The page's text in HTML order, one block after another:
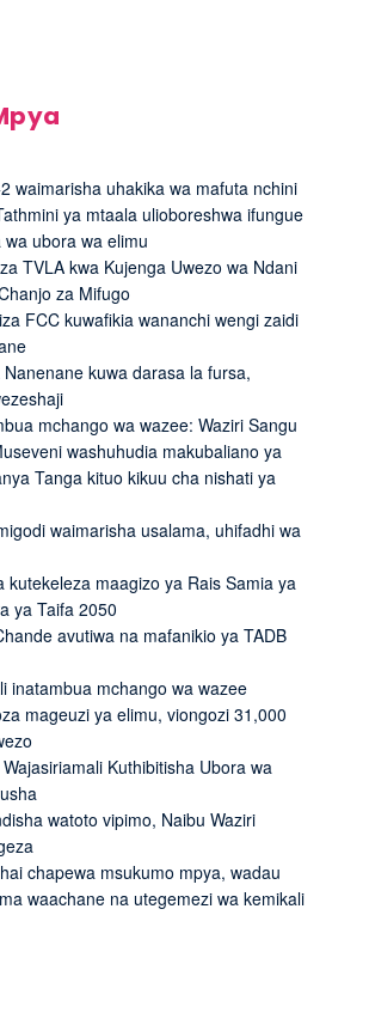
waimarisha uhakika wa mafuta nchini
ya mtaala ulioboreshwa ifungue
ubora wa elimu
TVLA kwa Kujenga Uwezo wa Ndani
za Mifugo
FCC kuwafikia wananchi wengi zaidi
kuwa darasa la fursa,
mchango wa wazee: Waziri Sangu
washuhudia makubaliano ya
Tanga kituo kikuu cha nishati ya
waimarisha usalama, uhifadhi wa
kutekeleza maagizo ya Rais Samia ya
ya Taifa 2050
avutiwa na mafanikio ya TADB
inatambua mchango wa wazee
mageuzi ya elimu, viongozi 31,000
Kuthibitisha Ubora wa
watoto vipimo, Naibu Waziri
chapewa msukumo mpya, wadau
waachane na utegemezi wa kemikali